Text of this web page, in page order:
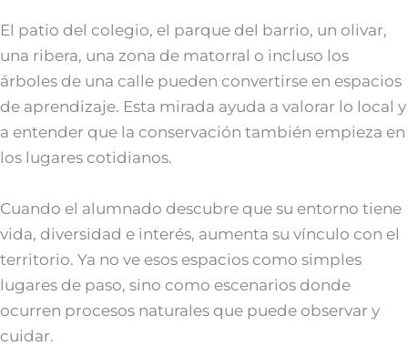
El patio del colegio, el parque del barrio, un olivar,
una ribera, una zona de matorral o incluso los
árboles de una calle pueden convertirse en espacios
de aprendizaje. Esta mirada ayuda a valorar lo local y
a entender que la conservación también empieza en
los lugares cotidianos.
Cuando el alumnado descubre que su entorno tiene
vida, diversidad e interés, aumenta su vínculo con el
territorio. Ya no ve esos espacios como simples
lugares de paso, sino como escenarios donde
ocurren procesos naturales que puede observar y
cuidar.